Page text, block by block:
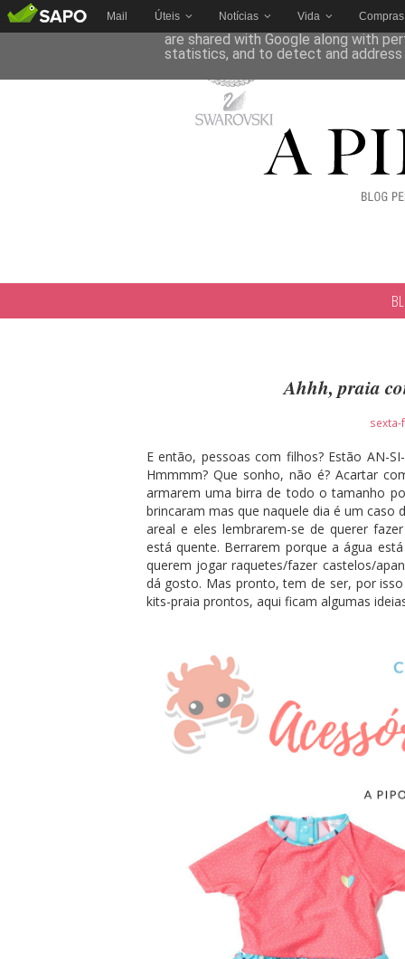
Mail Úteis Notícias Vida Compras
Ahhh, praia
sexta-
E então, pessoas com filhos? Estão AN-
Hmmmm? Que sonho, não é? Acartar
armarem uma birra de todo o tamanho
brincaram mas que naquele dia é um
areal e eles lembrarem-se de querer
está quente. Berrarem porque a água
querem jogar raquetes/fazer castelos/
dá gosto. Mas pronto, tem de ser, por
kits-praia prontos, aqui ficam algumas
This site uses cookies from Google
are shared with Google along with
statistics, and to detect and address